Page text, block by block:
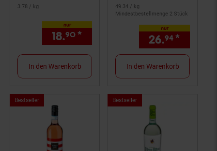
3.78 / kg
nur
18.90 * € Sternchen
In den Warenkorb
49.34 / kg
Mindestbestellmenge 2 Stück
nur
26.94 *
In den Warenkorb
BestsellerBestseller,
Kategorie
Lebensmittel
BestsellerBestseller,
Kategorie
Lebensmittel